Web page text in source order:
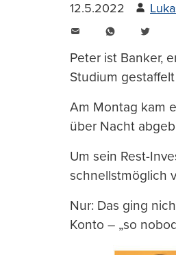
12.5.2022
WhatsApp
Peter ist Banker,
Studium
Am Montag kam
über Nacht
Um sein Rest-
schnellstmöglich
Nur: Das ging
Konto – „so